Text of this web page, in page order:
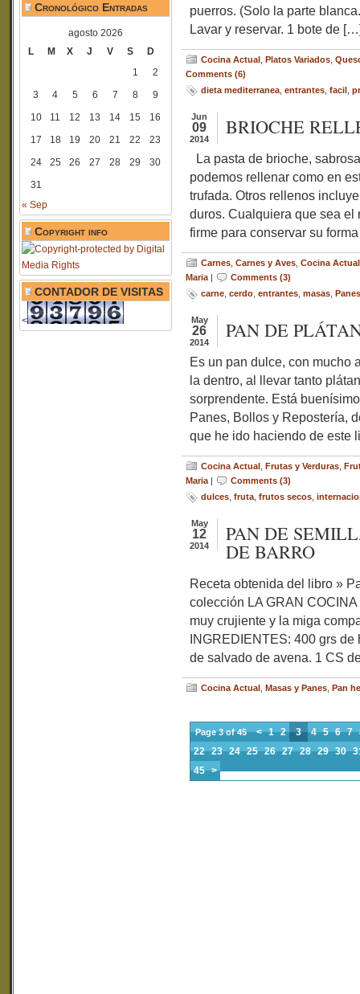
Cronológico Entradas
agosto 2026
L
M X J V S
D
1
2
3
4 5 6 7 8
9
10
11 12 13 14 15
16
17
18 19 20 21 22
23
24
25 26 27 28 29
30
31
« Sep
Copyright info
CONTADOR DE VISITAS
<
puerros. (Solo la parte
Lavar y reservar. 1 bote de
Cocina Actual Platos Variados
Comments (6)
dieta mediterranea entrantes facil
Jun
09
2014
BRIOCHE
La pasta de brioche,
podemos rellenar como en
trufada. Otros rellenos
duros. Cualquiera que sea el
firme para conservar su
Carnes Carnes y Aves Cocina Actual
Maria |
Comments (3)
carne cerdo entrantes masas Panes
May
26
2014
PAN DE
Es un pan dulce, con mucho
la dentro, al llevar tanto
sorprendente. Está
Panes, Bollos y Repostería,
que he ido haciendo de este
Cocina Actual Frutas y Verduras
Maria |
Comments (3)
dulces fruta frutos secos
May
12
2014
PAN DE
DE BARRO
Receta obtenida del libro »
colección LA GRAN
muy crujiente y la miga
INGREDIENTES: 400 grs
de salvado de avena. 1 CS
Cocina Actual Masas y Panes Pan
Page 3 of 45 < 1 2 3 4 5 6 7
22 23 24 25 26 27 28 29 30
45 >